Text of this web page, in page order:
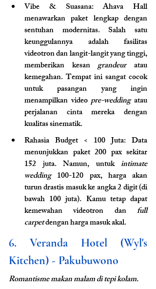
Vibe & Suasana: Ahava Hall
menawarkan paket lengkap dengan
sentuhan modernitas. Salah satu
keunggulannya adalah fasilitas
videotron dan langit-langit yang tinggi,
memberikan kesan grandeur atau
kemegahan. Tempat ini sangat cocok
untuk pasangan yang ingin
menampilkan video pre-wedding atau
perjalanan cinta mereka dengan
kualitas sinematik.
Rahasia Budget < 100 Juta: Data
menunjukkan paket 200 pax sekitar
152 juta. Namun, untuk intimate
wedding 100-120 pax, harga akan
turun drastis masuk ke angka 2 digit (di
bawah 100 juta). Kamu tetap dapat
kemewahan videotron dan full
carpet dengan harga masuk akal.
6. Veranda Hotel (Wyl's
Kitchen) - Pakubuwono
Romantisme makan malam di tepi kolam.